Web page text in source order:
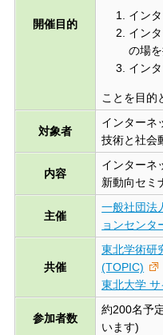
開催目的
イン
イン
の場
イン
ことを目的
対象者
インターネ
技術と社会
内容
インターネ
新動向セミ
主催
一般社団法
ョンセンタ
共催
東北学術研
(TOPIC)
東北大学
参加者数
約200名予
います)